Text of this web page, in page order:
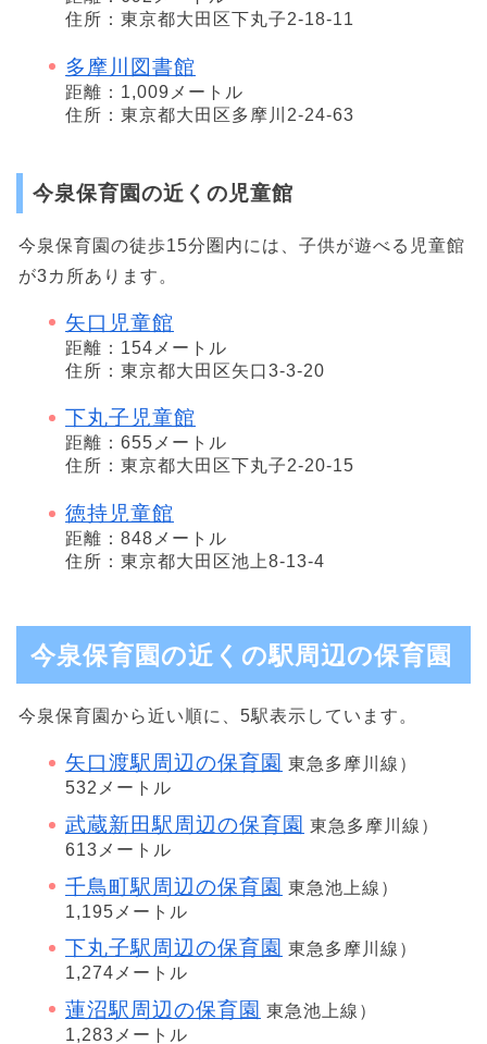
住所：東京都大田区下丸子2-18-11
多摩川図書館
距離：1,009メートル
住所：東京都大田区多摩川2-24-63
今泉保育園の近くの児童館
今泉保育園の徒歩15分圏内には、子供が遊べる児童館
が3カ所あります。
矢口児童館
距離：154メートル
住所：東京都大田区矢口3-3-20
下丸子児童館
距離：655メートル
住所：東京都大田区下丸子2-20-15
徳持児童館
距離：848メートル
住所：東京都大田区池上8-13-4
今泉保育園の近くの駅周辺の保育園
今泉保育園から近い順に、5駅表示しています。
矢口渡駅周辺の保育園 東急多摩川線）
532メートル
武蔵新田駅周辺の保育園 東急多摩川線）
613メートル
千鳥町駅周辺の保育園 東急池上線）
1,195メートル
下丸子駅周辺の保育園 東急多摩川線）
1,274メートル
蓮沼駅周辺の保育園 東急池上線）
1,283メートル